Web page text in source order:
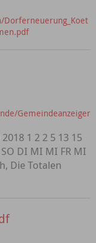
Gemeindeanzeiger
1 2 2 5 13 15
DI MI MI FR MI
Die Totalen